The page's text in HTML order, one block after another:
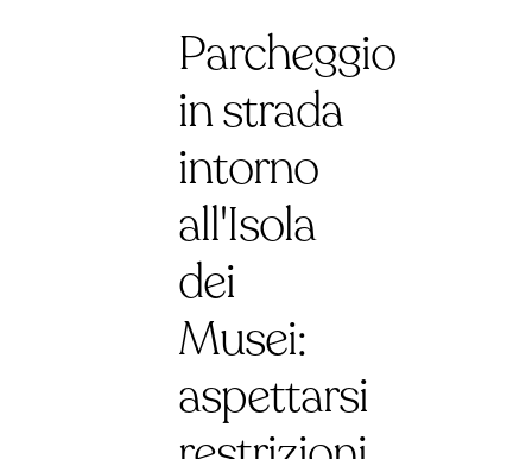
Parcheggio
in strada
intorno
all'Isola
dei
Musei:
aspettarsi